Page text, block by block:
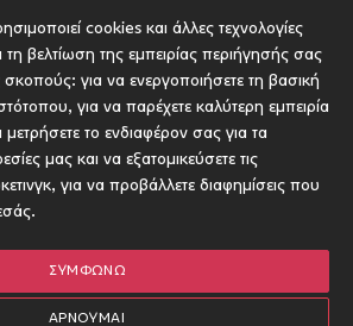
cookies και άλλες τεχνολογίες
βελτίωση της εμπειρίας περιήγησής σας
σκοπούς: για να ενεργοποιήσετε τη βασική
, για να παρέχετε καλύτερη εμπειρία
μετρήσετε το ενδιαφέρον σας για τα
μας και να εξατομικεύσετε τις
, για να προβάλλετε διαφημίσεις που
.
ΣΥΜΦΩΝΏ
ΑΡΝΟΎΜΑΙ
Για Συγγραφείς
Υποβολή έργου προς έκδοση